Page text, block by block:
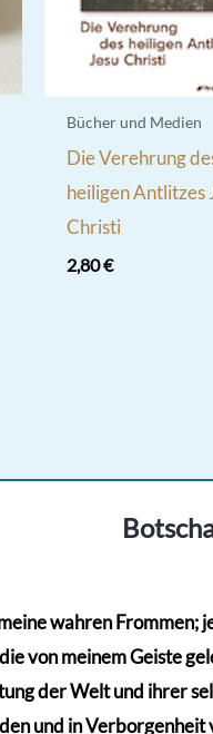
Bücher und Medien
Die Verehrung
heiligen Antlitzes
Christi
2,80€
wahren Frommen;
von meinem Geiste
der Welt und ihrer
und in